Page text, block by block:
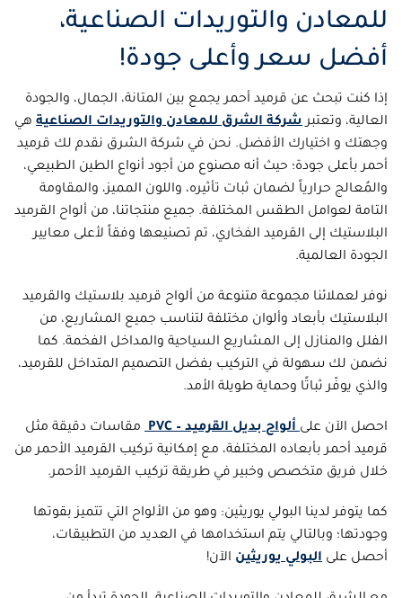
للمعادن والتوريدات الصناعية،
أفضل سعر وأعلى جودة!
إذا كنت تبحث عن قرميد أحمر يجمع بين المتانة، الجمال، والجودة
العالية، وتعتبرشركة الشرق للمعادن والتوريدات الصناعية هي
وجهتك و اختيارك الأفضل. نحن في شركة الشرق نقدم لك قرميد
أحمر بأعلى جودة؛ حيث أنه مصنوع من أجود أنواع الطين الطبيعي،
والمُعالج حرارياً لضمان ثبات تأثيره، واللون المميز، والمقاومة
التامة لعوامل الطقس المختلفة. جميع منتجاتنا، من ألواح القرميد
البلاستيك إلى القرميد الفخاري، تم تصنيعها وفقاً لأعلى معايير
الجودة العالمية.
نوفر لعملائنا مجموعة متنوعة من ألواح قرميد بلاستيك والقرميد
البلاستيك بأبعاد وألوان مختلفة لتناسب جميع المشاريع، من
الفلل والمنازل إلى المشاريع السياحية والمداخل الفخمة. كما
نضمن لك سهولة في التركيب بفضل التصميم المتداخل للقرميد،
والذي يوفّر ثباتًا وحماية طويلة الأمد.
احصل الآن علىألواح بديل القرميد – PVC
مقاسات دقيقة مثل
قرميد أحمر بأبعاده المختلفة، مع إمكانية تركيب القرميد الأحمر من
خلال فريق متخصص وخبير في طريقة تركيب القرميد الأحمر.
كما يتوفر لدينا البولي يوريثين: وهو من الألواح التي تتميز بقوتها
وجودتها؛ وبالتالي يتم استخدامها في العديد من التطبيقات،
أحصل على البولي يوريثين الآن!